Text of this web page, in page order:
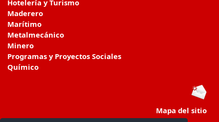
Hotelería y Turismo
Maderero
Marítimo
Metalmecánico
Minero
Programas y Proyectos Sociales
Químico
Mapa del sitio